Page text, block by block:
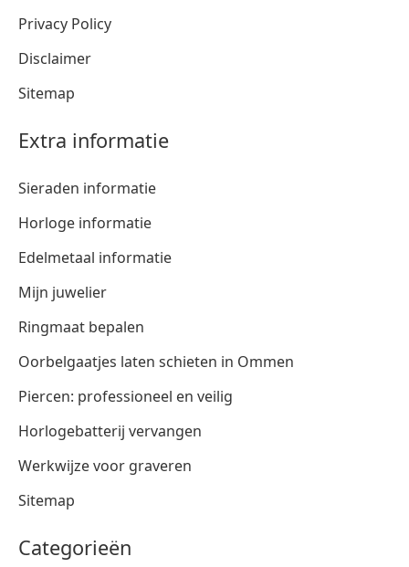
Privacy Policy
Disclaimer
Sitemap
Extra informatie
Sieraden informatie
Horloge informatie
Edelmetaal informatie
Mijn juwelier
Ringmaat bepalen
Oorbelgaatjes laten schieten in Ommen
Piercen: professioneel en veilig
Horlogebatterij vervangen
Werkwijze voor graveren
Sitemap
Categorieën